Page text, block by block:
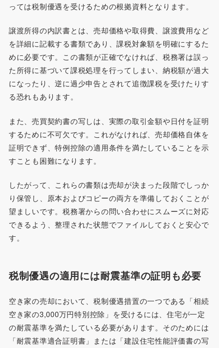
っては税制優遇を受けるための根拠資料となります。
譲渡所得の内訳書とは、売却価格や取得費、譲渡費用など
を詳細に記載する書類であり、課税対象額を明確にするた
めに必要です。この書類が正確でなければ、税務署は誤っ
た所得に基づいて課税処理を行ってしまい、納税額が過大
になったり、逆に過少申告とされて追徴課税を受けたりす
る恐れもあります。
また、売買契約書の写しは、実際の取引金額や日付を証明
するために不可欠です。これがなければ、売却価格自体を
証明できず、特例控除の適用条件を満たしていることを示
すことも困難になります。
したがって、これらの書類は売却が決まった段階でしっか
り保管し、原本およびコピーの両方を準備しておくことが
望ましいです。税務署からの問い合わせにスムーズに対応
できるよう、整理された状態でファイルしておくと安心で
す。
税制優遇の適用には耐震基準の証明も必要
空き家の売却において、税制優遇措置の一つである「相続
空き家の3,000万円特別控除」を受けるには、住宅が一定
の耐震基準を満たしている必要があります。そのためには
「耐震基準適合証明書」または「建設住宅性能評価書の写